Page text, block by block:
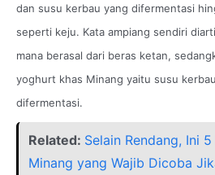
dan susu kerbau yang difermentasi
seperti keju. Kata ampiang sendiri
mana berasal dari beras ketan,
yoghurt khas Minang yaitu susu
difermentasi.
Related: Selain Rendang, Ini
Minang yang Wajib Dicoba